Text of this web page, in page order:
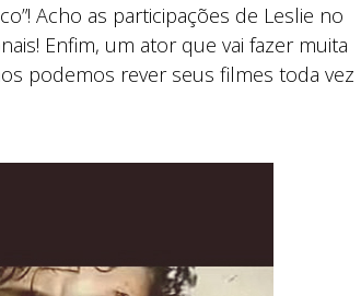
Acho as participações de Leslie no
Enfim, um ator que vai fazer muita
podemos rever seus filmes toda vez